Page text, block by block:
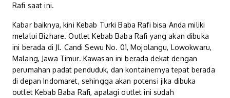
Rafi saat ini.
Kabar baiknya, kini Kebab Turki Baba Rafi bisa Anda miliki
melalui Bizhare. Outlet Kebab Baba Rafi yang akan dibuka
ini berada di Jl. Candi Sewu No. 01, Mojolangu, Lowokwaru,
Malang, Jawa Timur. Kawasan ini berada dekat dengan
perumahan padat penduduk, dan kontainernya tepat berada
di depan Indomaret, sehingga akan potensi jika dibuka
outlet Kebab Baba Rafi, apalagi outlet ini sudah